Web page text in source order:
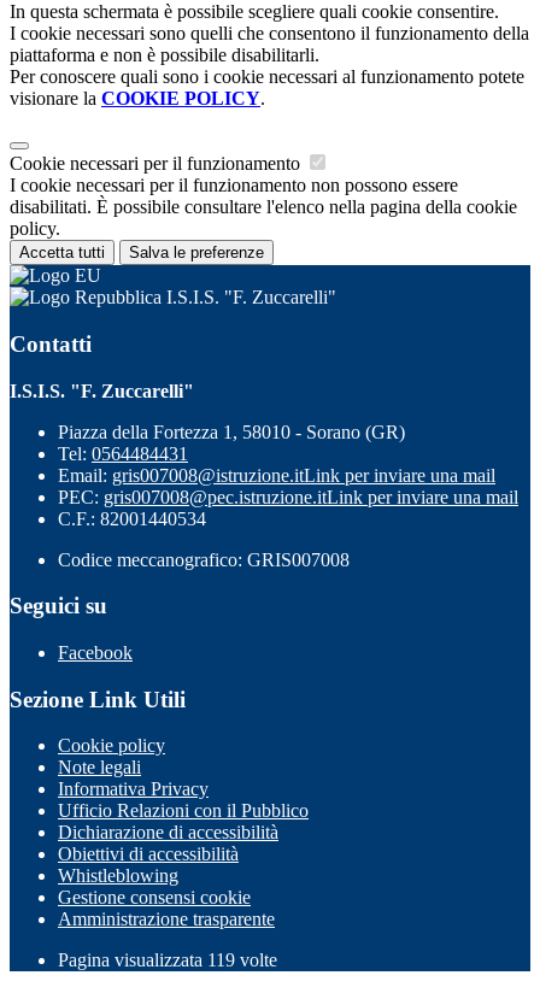
In questa schermata è possibile scegliere quali cookie consentire.
I cookie necessari sono quelli che consentono il funzionamento della
piattaforma e non è possibile disabilitarli.
Per conoscere quali sono i cookie necessari al funzionamento potete
visionare la COOKIE POLICY.
Cookie necessari per il funzionamento
I cookie necessari per il funzionamento non possono essere
disabilitati. È possibile consultare l'elenco nella pagina della cookie
policy.
Accetta tutti Salva le preferenze
I.S.I.S. "F. Zuccarelli"
Contatti
I.S.I.S. "F. Zuccarelli"
Piazza della Fortezza 1, 58010 - Sorano (GR)
Tel: 0564484431
Email: gris007008@istruzione.itLink per inviare una mail
PEC: gris007008@pec.istruzione.itLink per inviare una mail
C.F.: 82001440534
Codice meccanografico: GRIS007008
Seguici su
Facebook
Sezione Link Utili
Cookie policy
Note legali
Informativa Privacy
Ufficio Relazioni con il Pubblico
Dichiarazione di accessibilità
Obiettivi di accessibilità
Whistleblowing
Gestione consensi cookie
Amministrazione trasparente
Pagina visualizzata 119 volte